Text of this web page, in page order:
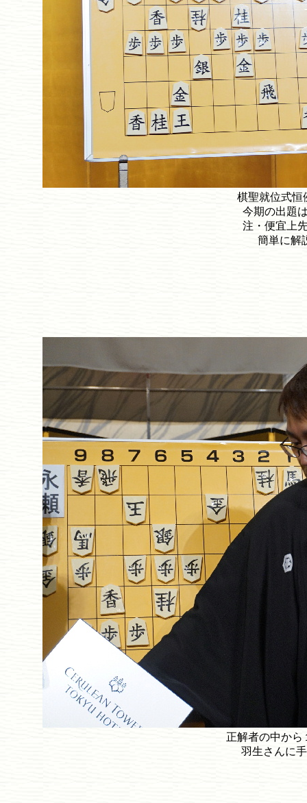
棋聖就位式恒
今期の出題
注・便宜上
簡単に解
正解者の中から
羽生さんに